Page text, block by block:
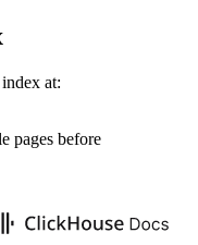
at:
pages before